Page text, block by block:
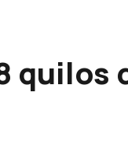
quilos